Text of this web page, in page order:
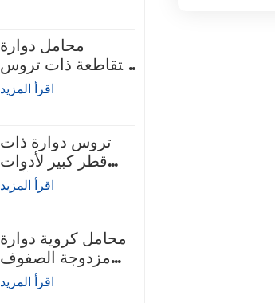
محامل دوارة
متقاطعة ذات تروس
داخلية
اقرأ المزيد
تروس دوارة ذات
قطر كبير لأدوات
الآلات
اقرأ المزيد
محامل كروية دوارة
مزدوجة الصفوف
ذات قطر متماثل
اقرأ المزيد